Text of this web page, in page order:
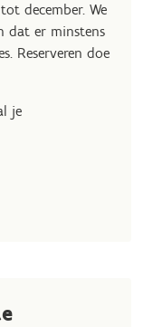
december. We
dat er minstens
Reserveren doe
je